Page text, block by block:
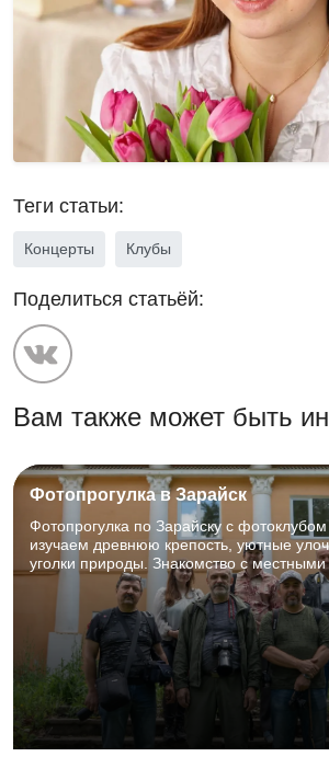
Теги статьи:
Концерты Клубы
Поделиться статьёй:
Вам также может быть
Фотопрогулка в Зарайск
Фотопрогулка по Зарайску с
изучаем древнюю крепость, уютные
уголки природы. Знакомство с
27.06.2026, 8:00–18:00. Для фотографов
объединений, 12+.